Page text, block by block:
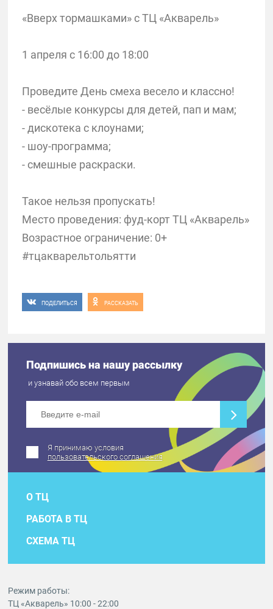
«Вверх тормашками» с ТЦ «Акварель»
1 апреля с 16:00 до 18:00
Проведите День смеха весело и классно!
- весёлые конкурсы для детей, пап и мам;
- дискотека с клоунами;
- шоу-программа;
- смешные раскраски.
Такое нельзя пропускать!
Место проведения: фуд-корт ТЦ «Акварель»
Возрастное ограничение: 0+
#тцакварельтольятти
ПОДЕЛИТЬСЯ РАССКАЗАТЬ
Подпишись на нашу рассылку
и узнавай обо всем первым
Я принимаю условия
пользовательского соглашения
О ТЦ
РАБОТА В ТЦ
СХЕМА ТЦ
Режим работы:
ТЦ «Акварель» 10:00 - 22:00